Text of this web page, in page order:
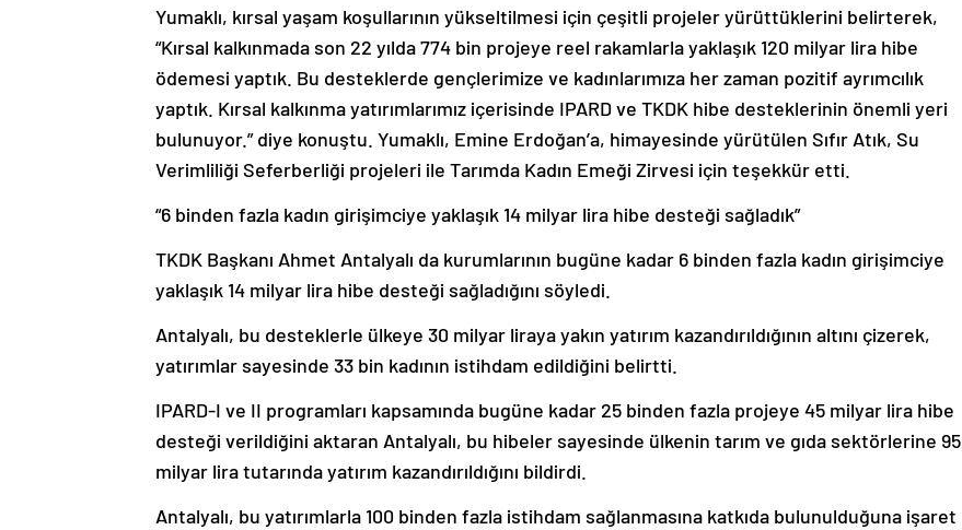
Yumaklı, kırsal yaşam koşullarının yükseltilmesi için çeşitli projeler yürüttüklerini belirterek,
“Kırsal kalkınmada son 22 yılda 774 bin projeye reel rakamlarla yaklaşık 120 milyar lira hibe
ödemesi yaptık. Bu desteklerde gençlerimize ve kadınlarımıza her zaman pozitif ayrımcılık
yaptık. Kırsal kalkınma yatırımlarımız içerisinde IPARD ve TKDK hibe desteklerinin önemli yeri
bulunuyor.” diye konuştu. Yumaklı, Emine Erdoğan’a, himayesinde yürütülen Sıfır Atık, Su
Verimliliği Seferberliği projeleri ile Tarımda Kadın Emeği Zirvesi için teşekkür etti.
“6 binden fazla kadın girişimciye yaklaşık 14 milyar lira hibe desteği sağladık”
TKDK Başkanı Ahmet Antalyalı da kurumlarının bugüne kadar 6 binden fazla kadın girişimciye
yaklaşık 14 milyar lira hibe desteği sağladığını söyledi.
Antalyalı, bu desteklerle ülkeye 30 milyar liraya yakın yatırım kazandırıldığının altını çizerek,
yatırımlar sayesinde 33 bin kadının istihdam edildiğini belirtti.
IPARD-I ve II programları kapsamında bugüne kadar 25 binden fazla projeye 45 milyar lira hibe
desteği verildiğini aktaran Antalyalı, bu hibeler sayesinde ülkenin tarım ve gıda sektörlerine 95
milyar lira tutarında yatırım kazandırıldığını bildirdi.
Antalyalı, bu yatırımlarla 100 binden fazla istihdam sağlanmasına katkıda bulunulduğuna işaret